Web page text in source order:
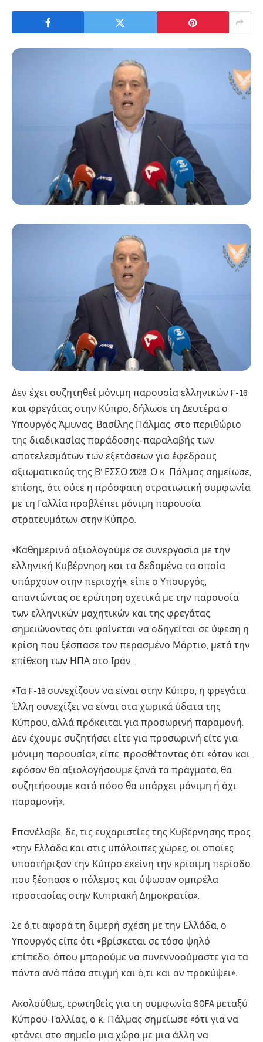
Δεν έχει συζητηθεί μόνιμη παρουσία ελληνικών F-16
και φρεγάτας στην Κύπρο, δήλωσε τη Δευτέρα ο
Υπουργός Άμυνας, Βασίλης Πάλμας, στο περιθώριο
της διαδικασίας παράδοσης-παραλαβής των
αποτελεσμάτων των εξετάσεων για έφεδρους
αξιωματικούς της Β’ ΕΣΣΟ 2026. Ο κ. Πάλμας σημείωσε,
επίσης, ότι ούτε η πρόσφατη στρατιωτική συμφωνία
με τη Γαλλία προβλέπει μόνιμη παρουσία
στρατευμάτων στην Κύπρο.
«Καθημερινά αξιολογούμε σε συνεργασία με την
ελληνική Κυβέρνηση και τα δεδομένα τα οποία
υπάρχουν στην περιοχή», είπε ο Υπουργός,
απαντώντας σε ερώτηση σχετικά με την παρουσία
των ελληνικών μαχητικών και της φρεγάτας,
σημειώνοντας ότι φαίνεται να οδηγείται σε ύφεση η
κρίση που ξέσπασε τον περασμένο Μάρτιο, μετά την
επίθεση των ΗΠΑ στο Ιράν.
«Τα F-16 συνεχίζουν να είναι στην Κύπρο, η φρεγάτα
Έλλη συνεχίζει να είναι στα χωρικά ύδατα της
Κύπρου, αλλά πρόκειται για προσωρινή παραμονή.
Δεν έχουμε συζητήσει είτε για προσωρινή είτε για
μόνιμη παρουσία», είπε, προσθέτοντας ότι «όταν και
εφόσον θα αξιολογήσουμε ξανά τα πράγματα, θα
συζητήσουμε κατά πόσο θα υπάρχει μόνιμη ή όχι
παραμονή».
Επανέλαβε, δε, τις ευχαριστίες της Κυβέρνησης προς
«την Ελλάδα και στις υπόλοιπες χώρες, οι οποίες
υποστήριξαν την Κύπρο εκείνη την κρίσιμη περίοδο
που ξέσπασε ο πόλεμος και ύψωσαν ομπρέλα
προστασίας στην Κυπριακή Δημοκρατία».
Σε ό,τι αφορά τη διμερή σχέση με την Ελλάδα, ο
Υπουργός είπε ότι «βρίσκεται σε τόσο ψηλό
επίπεδο, όπου μπορούμε να συνεννοούμαστε για τα
πάντα ανά πάσα στιγμή και ό,τι και αν προκύψει».
Ακολούθως, ερωτηθείς για τη συμφωνία SOFA μεταξύ
Κύπρου-Γαλλίας, ο κ. Πάλμας σημείωσε «ότι για να
φτάνει στο σημείο μια χώρα με μια άλλη να